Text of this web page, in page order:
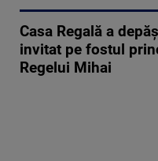
Casa Regală a
invitat pe fostul
Regelui Mihai